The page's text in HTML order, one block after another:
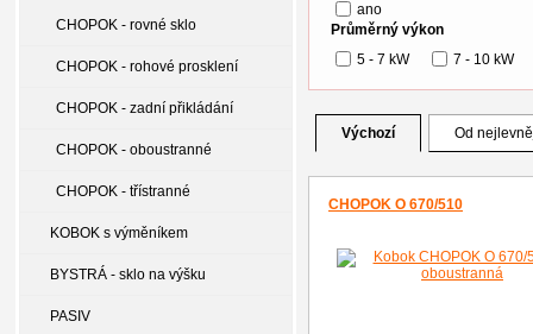
ano
Průměrný výkon
5 - 7 kW
7 - 10 kW
Výchozí Od
CHOPOK O 670/510
CHOPOK - rovné sklo
CHOPOK - rohové prosklení
CHOPOK - zadní přikládání
CHOPOK - oboustranné
CHOPOK - třístranné
KOBOK s výměníkem
BYSTRÁ - sklo na výšku
PASIV